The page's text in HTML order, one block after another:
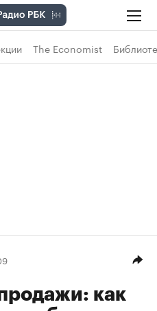
The Economist
как